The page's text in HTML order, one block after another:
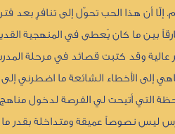
إلّا أن هذا الحب تحوّل إلى تنافرٍ بعد
بين ما كان يُعطى في المنهجية
عالية وقد كتبت قصائد في مرحلة
إلى الأخطاء الشائعة ما اضطرني
التي أتيحت لي الفرصة لدخول
ليس نصوصاً عميقة ومتداخلة بقدر